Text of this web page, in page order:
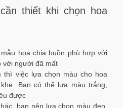
thiết khi chọn hoa
hoa chia buồn phù hợp với
với người đã mất
việc lựa chọn màu cho hoa
Bạn có thể lựa màu trắng,
được
bạn nên lựa chọn màu đen,